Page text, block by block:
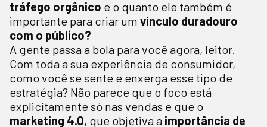
tráfego orgânico e o quanto ele também é
importante para criar um vínculo duradouro
com o público?
A gente passa a bola para você agora, leitor.
Com toda a sua experiência de consumidor,
como você se sente e enxerga esse tipo de
estratégia? Não parece que o foco está
explicitamente só nas vendas e que o
marketing 4.0, que objetiva a importância de